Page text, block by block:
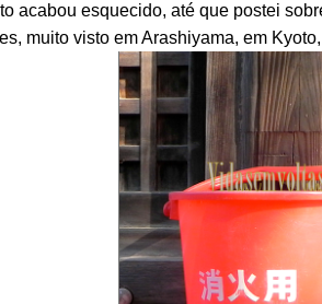
acabou esquecido, até que postei
muito visto em Arashiyama, em